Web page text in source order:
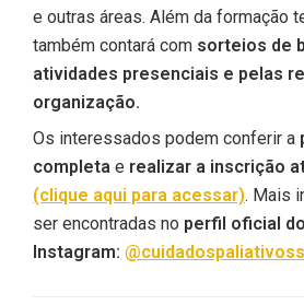
e outras áreas. Além da formação
também contará com sorteios de
atividades presenciais e pelas
organização.
Os interessados podem conferir a
completa e realizar a inscrição
(clique aqui para acessar). Mais
ser encontradas no perfil oficial
Instagram: